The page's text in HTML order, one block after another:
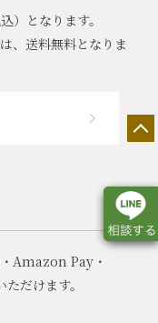
）となります。
、送料無料となりま
Amazon Pay・
だけます。カタログ請求